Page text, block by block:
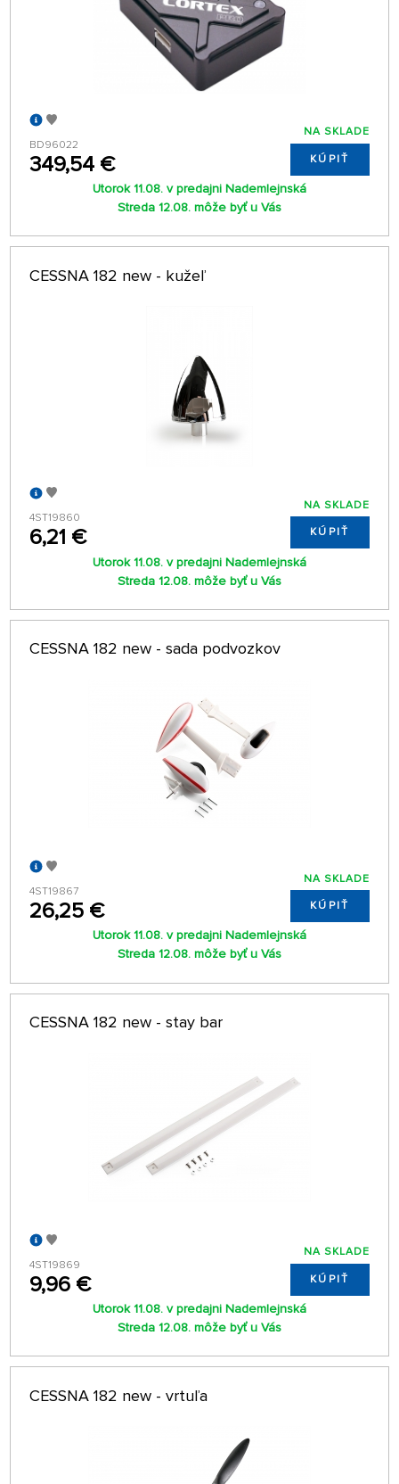
BD96022
349,54 €
NA SKLADE
KÚPIŤ
Utorok 11.08. v predajni Nademlejnská
Streda 12.08. môže byť u Vás
CESSNA 182 new - kužeľ
4ST19860
6,21 €
NA SKLADE
KÚPIŤ
Utorok 11.08. v predajni Nademlejnská
Streda 12.08. môže byť u Vás
CESSNA 182 new - sada podvozkov
4ST19867
26,25 €
NA SKLADE
KÚPIŤ
Utorok 11.08. v predajni Nademlejnská
Streda 12.08. môže byť u Vás
CESSNA 182 new - stay bar
4ST19869
9,96 €
NA SKLADE
KÚPIŤ
Utorok 11.08. v predajni Nademlejnská
Streda 12.08. môže byť u Vás
CESSNA 182 new - vrtuľa